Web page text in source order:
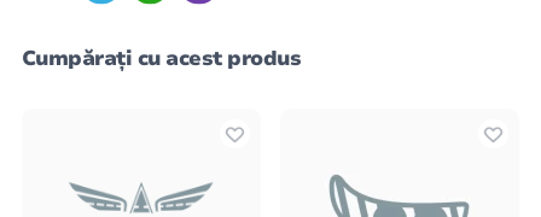
Cumpărați cu acest produs